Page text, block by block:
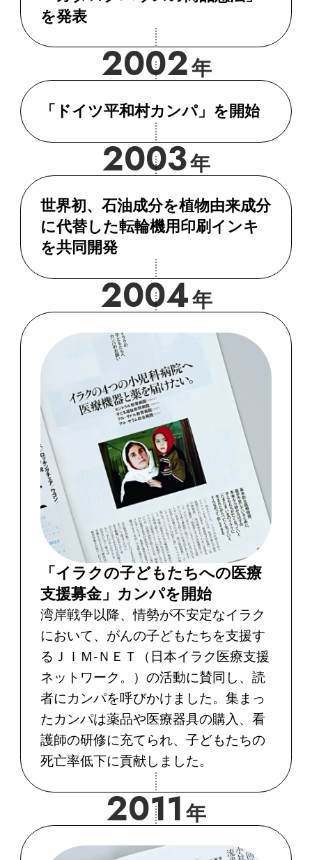
を発表
2002年
「ドイツ平和村カンパ」を開始
2003年
世界初、石油成分を植物由来成分
に代替した転輪機用印刷インキ
を共同開発
2004年
「イラクの子どもたちへの医療
支援募金」カンパを開始
湾岸戦争以降、情勢が不安定なイラク
において、がんの子どもたちを支援す
るＪＩＭ-ＮＥＴ（日本イラク医療支援
ネットワーク。）の活動に賛同し、読
者にカンパを呼びかけました。集まっ
たカンパは薬品や医療器具の購入、看
護師の研修に充てられ、子どもたちの
死亡率低下に貢献しました。
2011年